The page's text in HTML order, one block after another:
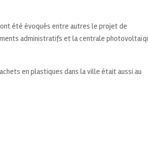
été évoqués entre autres le projet de
administratifs et la centrale
en plastiques dans la ville était aussi au